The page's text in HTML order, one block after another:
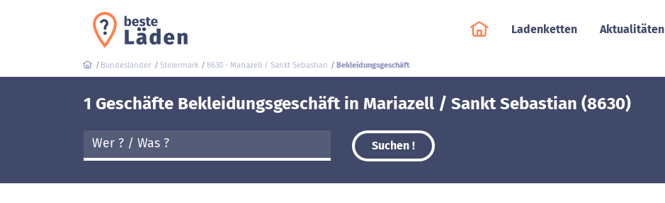
Ladenketten Aktualitäten
Bundesländer Steiermark 8630 - Mariazell / Sankt Sebastian Bekleidungsgeschäft
1 Geschäfte Bekleidungsgeschäft in Mariazell / Sankt Sebastian (8630)
Suchen !